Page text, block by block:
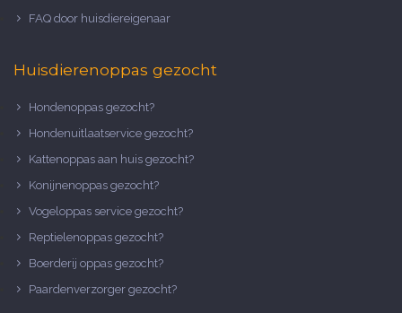
FAQ door huisdiereigenaar
Huisdierenoppas gezocht
Hondenoppas gezocht?
Hondenuitlaatservice gezocht?
Kattenoppas aan huis gezocht?
Konijnenoppas gezocht?
Vogeloppas service gezocht?
Reptielenoppas gezocht?
Boerderij oppas gezocht?
Paardenverzorger gezocht?